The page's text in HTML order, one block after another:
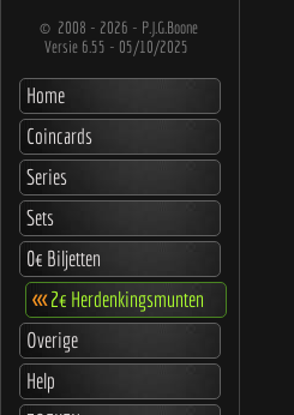
© 2008 - 2026 - P.J.G.Boone
Versie 6.55 - 05/10/2025
Home
Coincards
Series
Sets
0€ Biljetten
<<<2€ Herdenkingsmunten
Overige
Help